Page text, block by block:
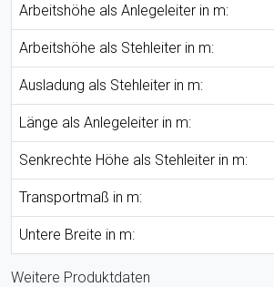
Arbeitshöhe als Anlegeleiter in m:
Arbeitshöhe als Stehleiter in m:
Ausladung als Stehleiter in m:
Länge als Anlegeleiter in m:
Senkrechte Höhe als Stehleiter in m:
Transportmaß in m:
Untere Breite in m:
Weitere Produktdaten